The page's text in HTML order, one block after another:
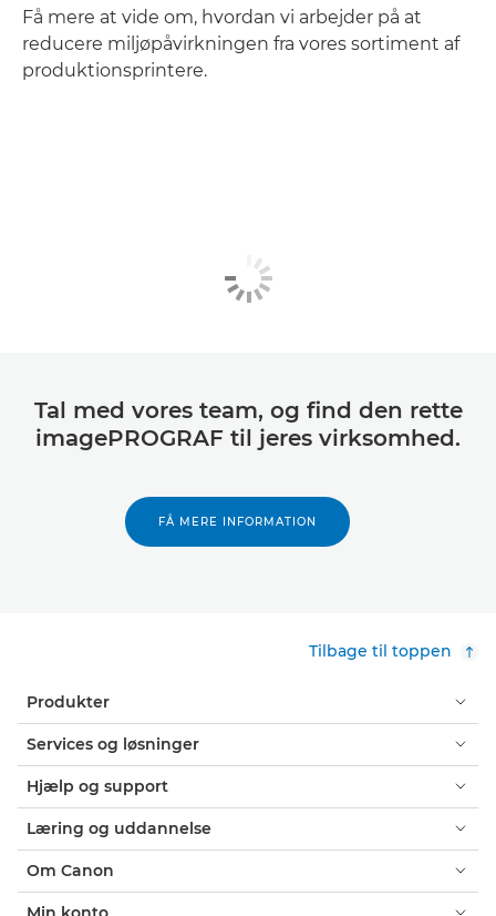
Få mere at vide om, hvordan vi arbejder på at
reducere miljøpåvirkningen fra vores sortiment af
produktionsprintere.
Tal med vores team, og find den rette
imagePROGRAF til jeres virksomhed.
FÅ MERE INFORMATION
Tilbage til toppen
Produkter
Services og løsninger
Hjælp og support
Læring og uddannelse
Om Canon